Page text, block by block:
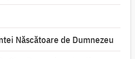
Născătoare de Dumnezeu